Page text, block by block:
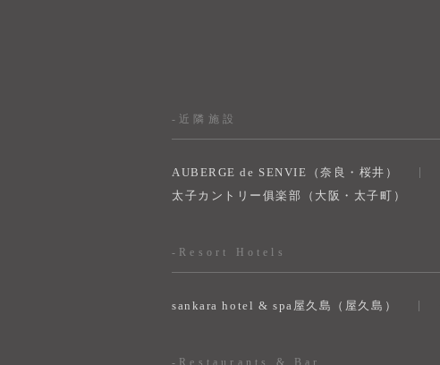
-近隣施設
AUBERGE de SENVIE（奈良・桜井）
太子カントリー俱楽部（大阪・太子町）
-Resort Hotels
sankara hotel & spa屋久島（屋久島）
-Restaurants & Bar